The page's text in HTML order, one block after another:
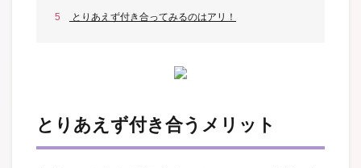
5 とりあえず付き合ってみるのはアリ！
とりあえず付き合うメリット